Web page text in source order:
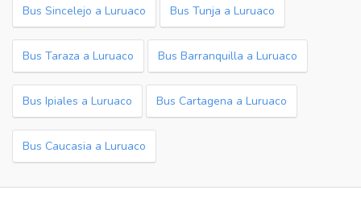
Bus Sincelejo a Luruaco Bus Tunja a Luruaco
Bus Taraza a Luruaco Bus Barranquilla a Luruaco
Bus Ipiales a Luruaco Bus Cartagena a Luruaco
Bus Caucasia a Luruaco